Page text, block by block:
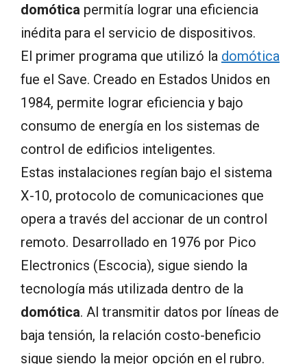
domótica permitía lograr una eficiencia
inédita para el servicio de dispositivos.
El primer programa que utilizó la domótica
fue el Save. Creado en Estados Unidos en
1984, permite lograr eficiencia y bajo
consumo de energía en los sistemas de
control de edificios inteligentes.
Estas instalaciones regían bajo el sistema
X-10, protocolo de comunicaciones que
opera a través del accionar de un control
remoto. Desarrollado en 1976 por Pico
Electronics (Escocia), sigue siendo la
tecnología más utilizada dentro de la
domótica. Al transmitir datos por líneas de
baja tensión, la relación costo-beneficio
sigue siendo la mejor opción en el rubro.